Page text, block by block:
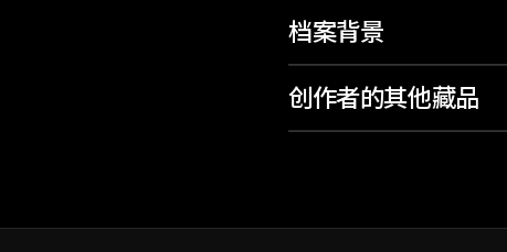
档案背景
创作者的其他藏品